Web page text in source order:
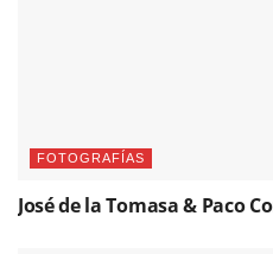
FOTOGRAFÍAS
José de la Tomasa & Paco